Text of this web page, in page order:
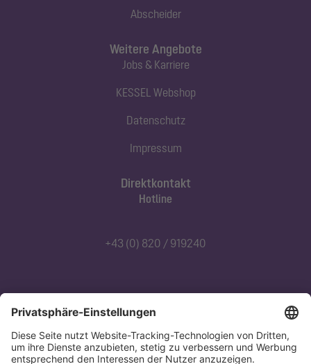
Abscheider
Direktkontakt
Hotline
+43 (0) 820 / 919240
Abonnieren Sie unseren Newsletter
Jetzt anmelden
Weitere Angebote
Jobs & Karriere
KESSEL Webshop
Datenschutz
Impressum